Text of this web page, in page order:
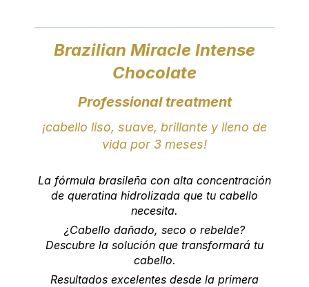
Brazilian Miracle Intense
Chocolate
Professional treatment
¡cabello liso, suave, brillante y lleno de
vida por 3 meses!
La fórmula brasileña con alta concentración
de queratina hidrolizada que tu cabello
necesita.
¿Cabello dañado, seco o rebelde?
Descubre la solución que transformará tu
cabello.
Resultados excelentes desde la primera